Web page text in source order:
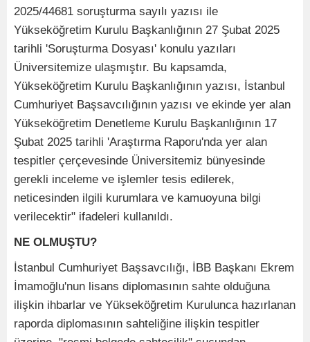
2025/44681 soruşturma sayılı yazısı ile
Yükseköğretim Kurulu Başkanlığının 27 Şubat 2025
tarihli 'Soruşturma Dosyası' konulu yazıları
Üniversitemize ulaşmıştır. Bu kapsamda,
Yükseköğretim Kurulu Başkanlığının yazısı, İstanbul
Cumhuriyet Başsavcılığının yazısı ve ekinde yer alan
Yükseköğretim Denetleme Kurulu Başkanlığının 17
Şubat 2025 tarihli 'Araştırma Raporu'nda yer alan
tespitler çerçevesinde Üniversitemiz bünyesinde
gerekli inceleme ve işlemler tesis edilerek,
neticesinden ilgili kurumlara ve kamuoyuna bilgi
verilecektir" ifadeleri kullanıldı.
NE OLMUŞTU?
İstanbul Cumhuriyet Başsavcılığı, İBB Başkanı Ekrem
İmamoğlu'nun lisans diplomasının sahte olduğuna
ilişkin ihbarlar ve Yükseköğretim Kurulunca hazırlanan
raporda diplomasının sahteliğine ilişkin tespitler